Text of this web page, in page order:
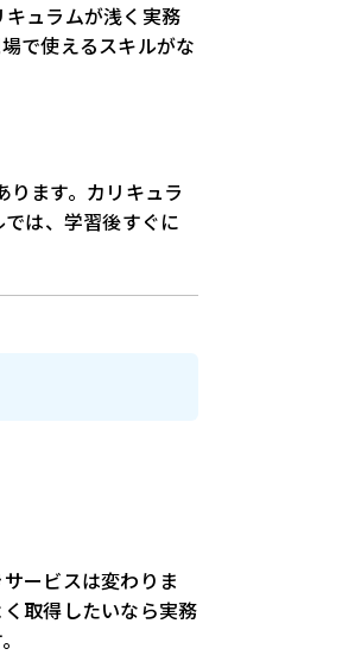
ュラムが浅く実務
で使えるスキルがな
ます。カリキュラ
は、学習後すぐに
ービスは変わりま
取得したいなら実務